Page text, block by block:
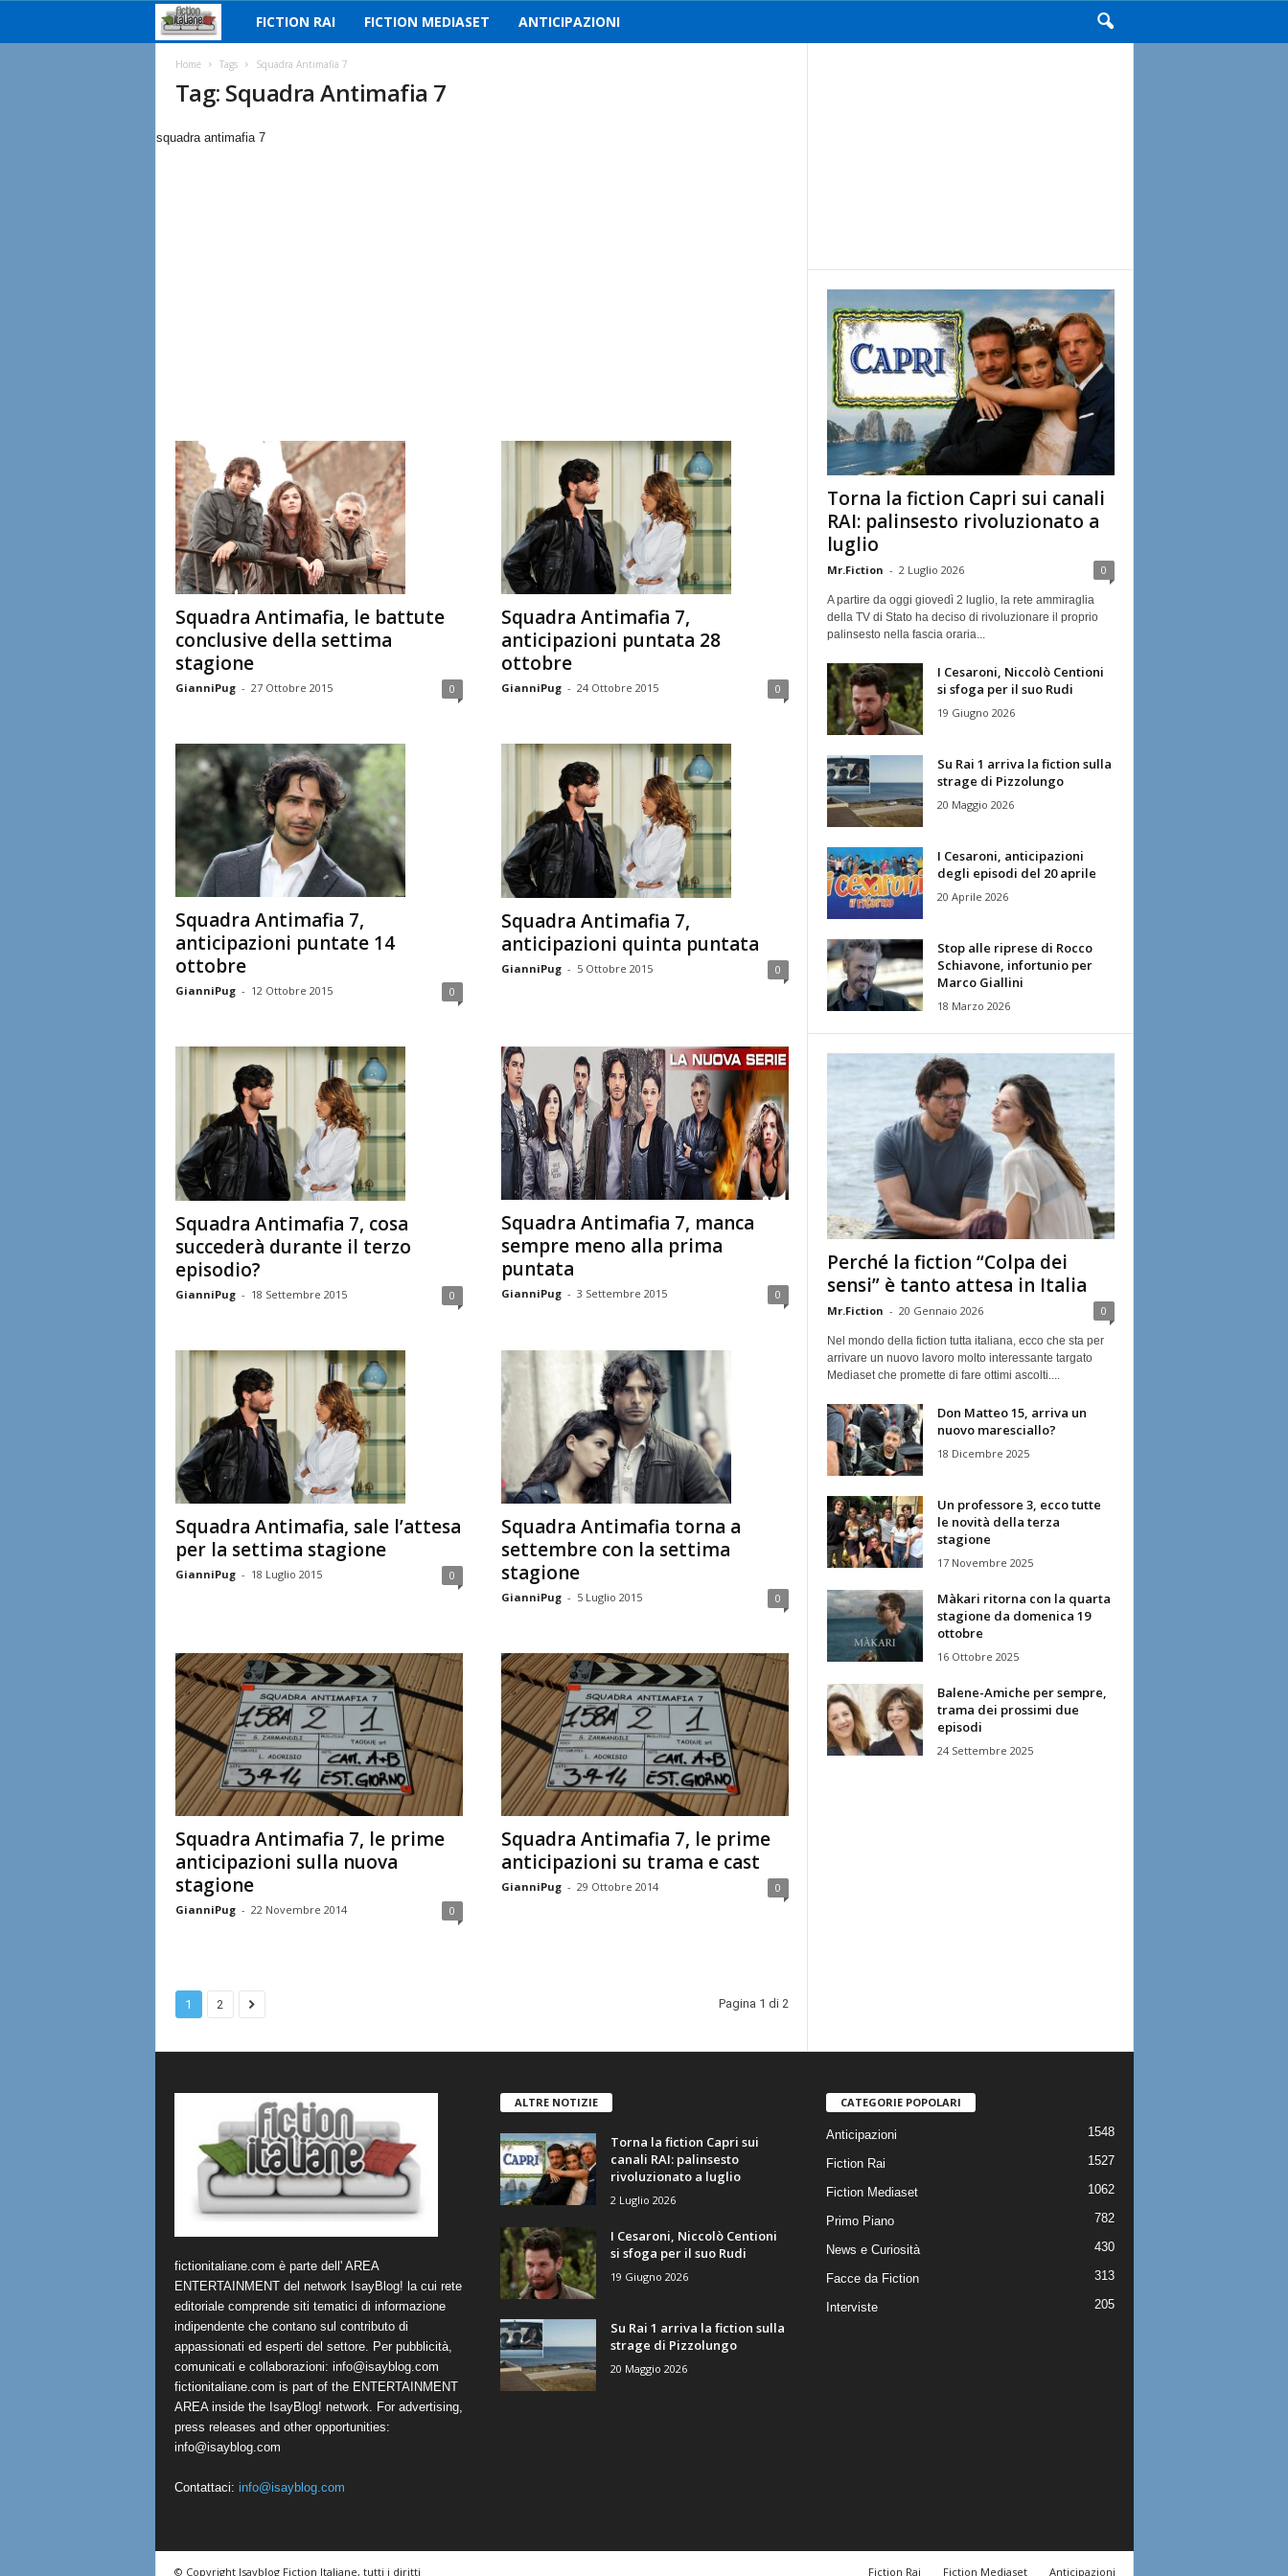
c
i
a
n
e
FICTION RAI FICTION MEDIASET ANTICIPAZIONI
Home Tags Squadra Antimafia 7
Tag: Squadra Antimafia 7
squadra antimafia 7
Squadra Antimafia, le battute
conclusive della settima
stagione
GianniPug - 27 Ottobre 2015 0
Squadra Antimafia 7,
anticipazioni puntata 28
ottobre
GianniPug - 24 Ottobre 2015 0
Squadra Antimafia 7,
anticipazioni puntate 14
ottobre
GianniPug - 12 Ottobre 2015 0
Squadra Antimafia 7,
anticipazioni quinta puntata
GianniPug - 5 Ottobre 2015 0
Squadra Antimafia 7, cosa
succederà durante il terzo
episodio?
GianniPug - 18 Settembre 2015 0
Squadra Antimafia 7, manca
sempre meno alla prima
puntata
GianniPug - 3 Settembre 2015 0
Squadra Antimafia, sale l’attesa
per la settima stagione
GianniPug - 18 Luglio 2015 0
Squadra Antimafia torna a
settembre con la settima
stagione
GianniPug - 5 Luglio 2015 0
Squadra Antimafia 7, le prime
anticipazioni sulla nuova
stagione
GianniPug - 22 Novembre 2014 0
Squadra Antimafia 7, le prime
anticipazioni su trama e cast
GianniPug - 29 Ottobre 2014 0
1 2 Pagina 1 di 2
Torna la fiction Capri sui canali
RAI: palinsesto rivoluzionato a
luglio
Mr.Fiction - 2 Luglio 2026 0
A partire da oggi giovedì 2 luglio, la rete ammiraglia
della TV di Stato ha deciso di rivoluzionare il proprio
palinsesto nella fascia oraria...
I Cesaroni, Niccolò Centioni
si sfoga per il suo Rudi
19 Giugno 2026
Su Rai 1 arriva la fiction sulla
strage di Pizzolungo
20 Maggio 2026
I Cesaroni, anticipazioni
degli episodi del 20 aprile
20 Aprile 2026
Stop alle riprese di Rocco
Schiavone, infortunio per
Marco Giallini
18 Marzo 2026
Perché la fiction “Colpa dei
sensi” è tanto attesa in Italia
Mr.Fiction - 20 Gennaio 2026 0
Nel mondo della fiction tutta italiana, ecco che sta per
arrivare un nuovo lavoro molto interessante targato
Mediaset che promette di fare ottimi ascolti....
Don Matteo 15, arriva un
nuovo maresciallo?
18 Dicembre 2025
Un professore 3, ecco tutte
le novità della terza
stagione
17 Novembre 2025
Màkari ritorna con la quarta
stagione da domenica 19
ottobre
16 Ottobre 2025
Balene-Amiche per sempre,
trama dei prossimi due
episodi
24 Settembre 2025
fictionitaliane.com è parte dell' AREA
ENTERTAINMENT del network IsayBlog! la cui rete
editoriale comprende siti tematici di informazione
indipendente che contano sul contributo di
appassionati ed esperti del settore. Per pubblicità,
comunicati e collaborazioni: info@isayblog.com
fictionitaliane.com is part of the ENTERTAINMENT
AREA inside the IsayBlog! network. For advertising,
press releases and other opportunities:
info@isayblog.com
Contattaci: info@isayblog.com
ALTRE NOTIZIE
Torna la fiction Capri sui
canali RAI: palinsesto
rivoluzionato a luglio
2 Luglio 2026
I Cesaroni, Niccolò Centioni
si sfoga per il suo Rudi
19 Giugno 2026
Su Rai 1 arriva la fiction sulla
strage di Pizzolungo
20 Maggio 2026
CATEGORIE POPOLARI
Anticipazioni 1548
Fiction Rai 1527
Fiction Mediaset 1062
Primo Piano 782
News e Curiosità 430
Facce da Fiction 313
Interviste 205
Fiction Rai Fiction Mediaset Anticipazioni
© Copyright Isayblog Fiction Italiane, tutti i diritti